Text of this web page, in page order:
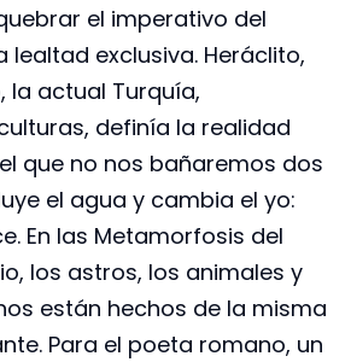
el imperativo del
lealtad exclusiva. Heráclito,
la actual Turquía,
definía la realidad
que no nos bañaremos dos
el agua y cambia el yo:
En las Metamorfosis del
los astros, los animales y
están hechos de la misma
Para el poeta romano, un